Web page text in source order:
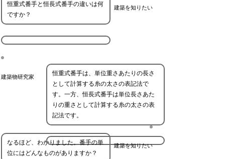
建築を知りたい
恒重式番手と恒長式番手の違いは何
ですか？
建築物研究家
恒重式番手は、単位重さあたりの長さ
として計算する糸の太さの表記法で
す。一方、恒長式番手は単位長さあた
りの重さとして計算する糸の太さの表
記法です。
建築を知りたい
なるほど、わかりました。番手の単
位にはどんなものがありますか？